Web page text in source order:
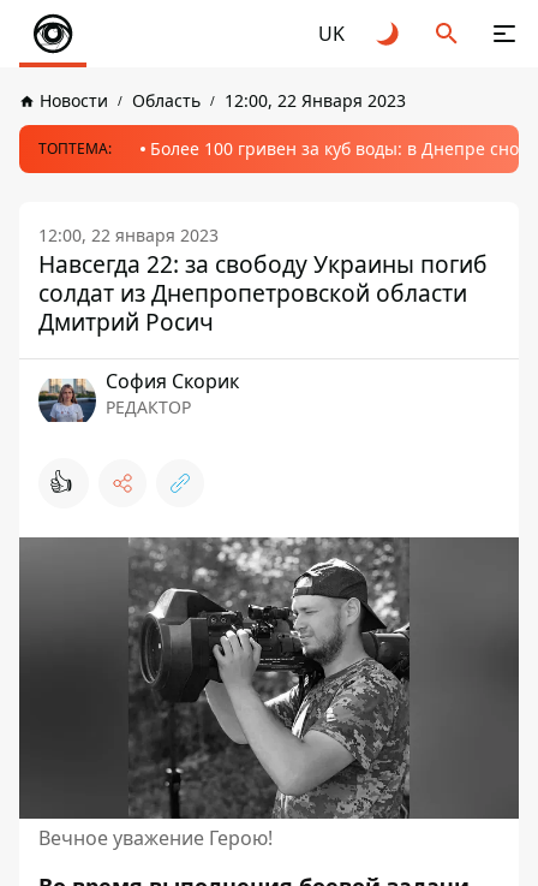
UK
Новости Область 12:00, 22 Января 2023
ТОПТЕМА: Более 100 гривен за куб воды: в Днепре
12:00, 22 января 2023
Навсегда 22: за свободу Украины погиб
солдат из Днепропетровской области
Дмитрий Росич
София Скорик
РЕДАКТОР
👍
Вечное уважение Герою!